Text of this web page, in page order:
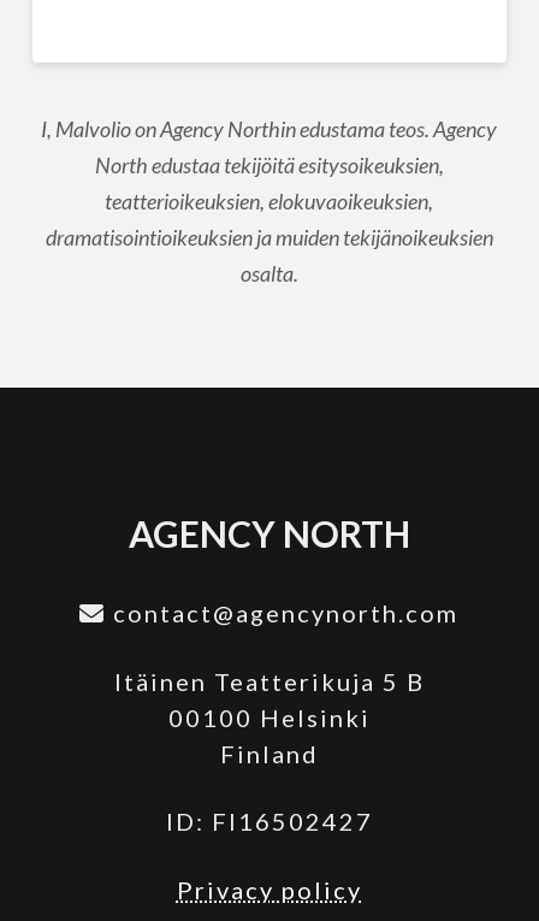
I, Malvolio on Agency Northin edustama teos. Agency
North edustaa tekijöitä esitysoikeuksien,
teatterioikeuksien, elokuvaoikeuksien,
dramatisointioikeuksien ja muiden tekijänoikeuksien
osalta.
AGENCY NORTH
contact@agencynorth.com
Itäinen Teatterikuja 5 B
00100 Helsinki
Finland
ID: FI16502427
Privacy policy